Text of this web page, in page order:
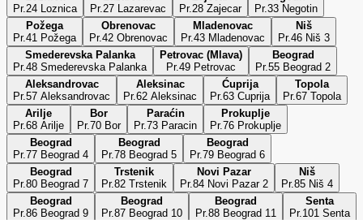
Pr.24 Loznica
Pr.27 Lazarevac
Pr.28 Zajecar
Pr.33 Negotin
Požega
Pr.41 Požega
Obrenovac
Pr.42 Obrenovac
Mladenovac
Pr.43 Mladenovac
Niš
Pr.46 Niš 3
Smederevska Palanka
Pr.48 Smederevska Palanka
Petrovac (Mlava)
Pr.49 Petrovac
Beograd
Pr.55 Beograd 2
Aleksandrovac
Pr.57 Aleksandrovac
Aleksinac
Pr.62 Aleksinac
Ćuprija
Pr.63 Cuprija
Topola
Pr.67 Topola
Arilje
Pr.68 Arilje
Bor
Pr.70 Bor
Paraćin
Pr.73 Paracin
Prokuplje
Pr.76 Prokuplje
Beograd
Pr.77 Beograd 4
Beograd
Pr.78 Beograd 5
Beograd
Pr.79 Beograd 6
Beograd
Pr.80 Beograd 7
Trstenik
Pr.82 Trstenik
Novi Pazar
Pr.84 Novi Pazar 2
Niš
Pr.85 Niš 4
Beograd
Pr.86 Beograd 9
Beograd
Pr.87 Beograd 10
Beograd
Pr.88 Beograd 11
Senta
Pr.101 Senta